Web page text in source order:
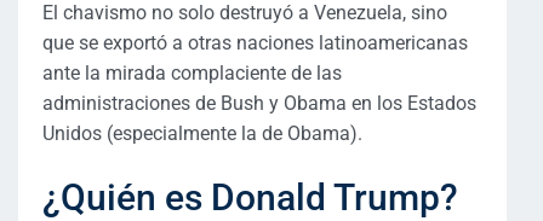
El chavismo no solo destruyó a Venezuela, sino
que se exportó a otras naciones latinoamericanas
ante la mirada complaciente de las
administraciones de Bush y Obama en los Estados
Unidos (especialmente la de Obama).
¿Quién es Donald Trump?